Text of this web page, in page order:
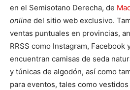
en el Semisotano Derecha, de
online del sitio web exclusivo.
ventas puntuales en provincias,
RRSS como Instagram, Facebook
encuentran camisas de seda
y túnicas de algodón, así como
para eventos, tales como